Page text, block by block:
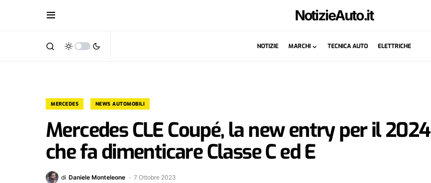
NotizieAuto.it
NOTIZIE MARCHI TECNICA AUTO ELETTRICHE
MERCEDES NEWS AUTOMOBILI
Mercedes CLE Coupé, la new entry per il 2024
che fa dimenticare Classe C ed E
di Daniele Monteleone 7 Ottobre 2023